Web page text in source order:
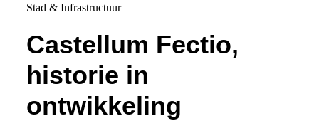
Stad & Infrastructuur
Castellum Fectio,
historie in
ontwikkeling